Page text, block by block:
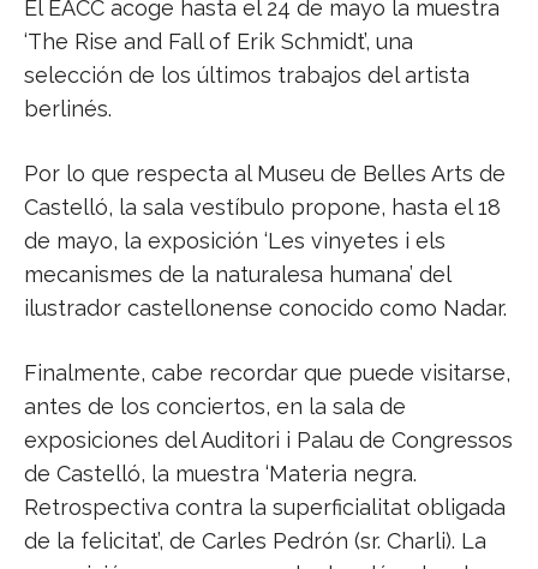
El EACC acoge hasta el 24 de mayo la muestra
‘The Rise and Fall of Erik Schmidt’, una
selección de los últimos trabajos del artista
berlinés.
Por lo que respecta al Museu de Belles Arts de
Castelló, la sala vestíbulo propone, hasta el 18
de mayo, la exposición ‘Les vinyetes i els
mecanismes de la naturalesa humana’ del
ilustrador castellonense conocido como Nadar.
Finalmente, cabe recordar que puede visitarse,
antes de los conciertos, en la sala de
exposiciones del Auditori i Palau de Congressos
de Castelló, la muestra ‘Materia negra.
Retrospectiva contra la superficialitat obligada
de la felicitat’, de Carles Pedrón (sr. Charli). La